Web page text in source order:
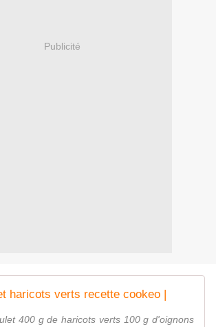
Publicité
haricots verts recette cookeo |
400 g de haricots verts 100 g d'oignons